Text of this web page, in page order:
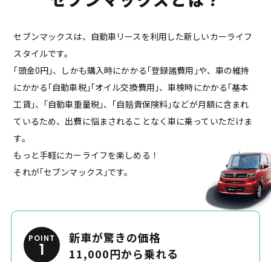
セブンマックスは、自動車リースを利用した新しいカーライフ
スタイルです。
｢頭金0円｣、しかも購入時にかかる｢登録諸費用｣や、車の維持
にかかる｢自動車税｣ ｢オイル交換費用｣、車検時にかかる｢基本
工賃｣、｢自動車重量税｣、｢自賠責保険料｣などが月額に含まれ
ているため、出費に悩まされることなく車に乗っていただけま
す。
もっと手軽にカーライフを楽しめる！
それが｢セブンマックス｣です。
POINT
1
新車が驚きの価格
11,000円から乗れる